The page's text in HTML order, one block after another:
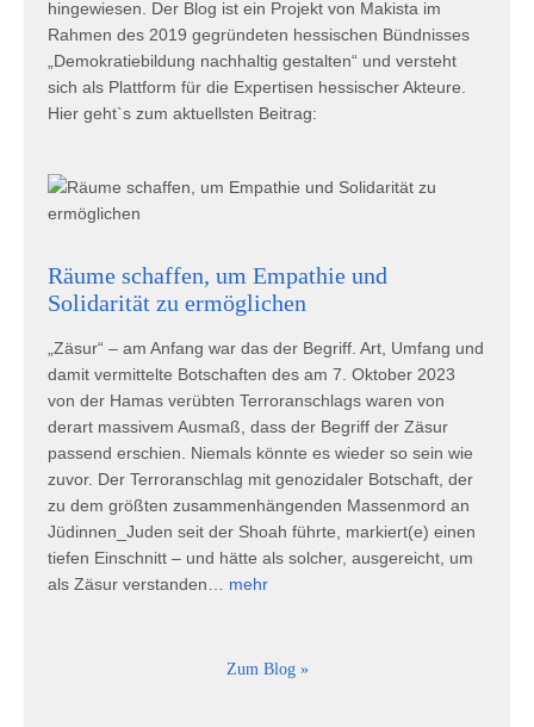
hingewiesen. Der Blog ist ein Projekt von Makista im
Rahmen des 2019 gegründeten hessischen Bündnisses
„Demokratiebildung nachhaltig gestalten“ und versteht
sich als Plattform für die Expertisen hessischer Akteure.
Hier geht`s zum aktuellsten Beitrag:
Räume schaffen, um Empathie und
Solidarität zu ermöglichen
„Zäsur“ – am Anfang war das der Begriff. Art, Umfang und
damit vermittelte Botschaften des am 7. Oktober 2023
von der Hamas verübten Terroranschlags waren von
derart massivem Ausmaß, dass der Begriff der Zäsur
passend erschien. Niemals könnte es wieder so sein wie
zuvor. Der Terroranschlag mit genozidaler Botschaft, der
zu dem größten zusammenhängenden Massenmord an
Jüdinnen_Juden seit der Shoah führte, markiert(e) einen
tiefen Einschnitt – und hätte als solcher, ausgereicht, um
als Zäsur verstanden… mehr
Zum Blog »